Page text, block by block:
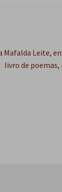
Mafalda Leite,
livro de